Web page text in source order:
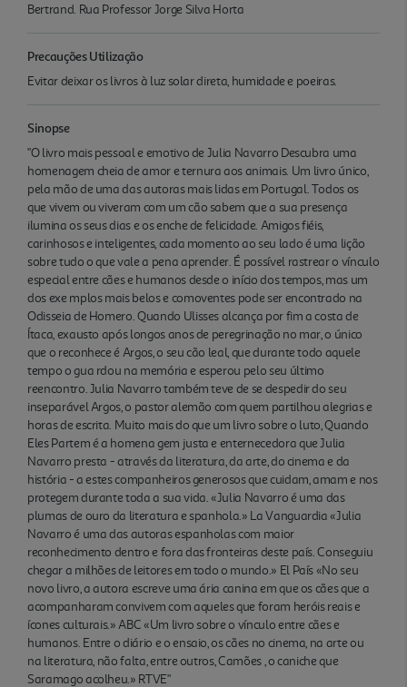
Bertrand. Rua Professor Jorge Silva Horta
Precauções Utilização
Evitar deixar os livros à luz solar direta, humidade e poeiras.
Sinopse
"O livro mais pessoal e emotivo de Julia Navarro Descubra uma
homenagem cheia de amor e ternura aos animais. Um livro único,
pela mão de uma das autoras mais lidas em Portugal. Todos os
que vivem ou viveram com um cão sabem que a sua presença
ilumina os seus dias e os enche de felicidade. Amigos fiéis,
carinhosos e inteligentes, cada momento ao seu lado é uma lição
sobre tudo o que vale a pena aprender. É possível rastrear o vínculo
especial entre cães e humanos desde o início dos tempos, mas um
dos exe mplos mais belos e comoventes pode ser encontrado na
Odisseia de Homero. Quando Ulisses alcança por fim a costa de
Ítaca, exausto após longos anos de peregrinação no mar, o único
que o reconhece é Argos, o seu cão leal, que durante todo aquele
tempo o gua rdou na memória e esperou pelo seu último
reencontro. Julia Navarro também teve de se despedir do seu
inseparável Argos, o pastor alemão com quem partilhou alegrias e
horas de escrita. Muito mais do que um livro sobre o luto, Quando
Eles Partem é a homena gem justa e enternecedora que Julia
Navarro presta - através da literatura, da arte, do cinema e da
história - a estes companheiros generosos que cuidam, amam e nos
protegem durante toda a sua vida. «Julia Navarro é uma das
plumas de ouro da literatura e spanhola.» La Vanguardia «Julia
Navarro é uma das autoras espanholas com maior
reconhecimento dentro e fora das fronteiras deste país. Conseguiu
chegar a milhões de leitores em todo o mundo.» El País «No seu
novo livro, a autora escreve uma ária canina em que os cães que a
acompanharam convivem com aqueles que foram heróis reais e
ícones culturais.» ABC «Um livro sobre o vínculo entre cães e
humanos. Entre o diário e o ensaio, os cães no cinema, na arte ou
na literatura, não falta, entre outros, Camões , o caniche que
Saramago acolheu.» RTVE"